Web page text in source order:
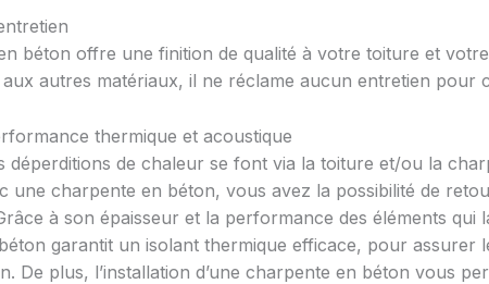
béton offre une finition de qualité à votre toiture et
autres matériaux, il ne réclame aucun entretien pour
thermique et acoustique
déperditions de chaleur se font via la toiture et/ou la
une charpente en béton, vous avez la possibilité de
à son épaisseur et la performance des éléments qui
garantit un isolant thermique efficace, pour assurer
De plus, l’installation d’une charpente en béton vous